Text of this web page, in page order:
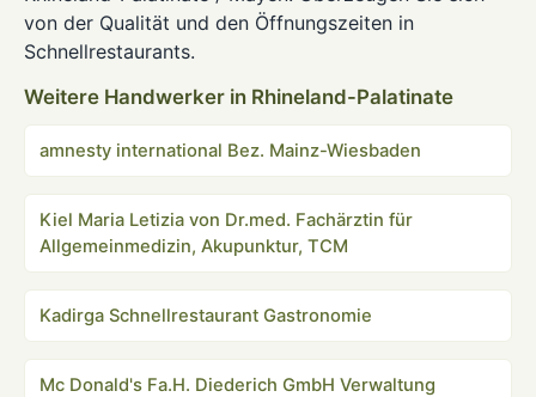
von der Qualität und den Öffnungszeiten in
Schnellrestaurants.
Weitere Handwerker in Rhineland-Palatinate
amnesty international Bez. Mainz-Wiesbaden
Kiel Maria Letizia von Dr.med. Fachärztin für
Allgemeinmedizin, Akupunktur, TCM
Kadirga Schnellrestaurant Gastronomie
Mc Donald's Fa.H. Diederich GmbH Verwaltung